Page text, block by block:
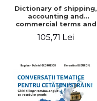
Dictionary of shipping,
accounting and
commercial terms and
English-German
105,71 Lei